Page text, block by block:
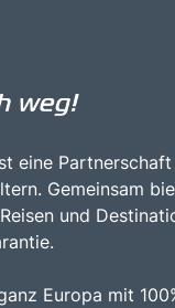
eine
Gemeinsam
und
Europa mit